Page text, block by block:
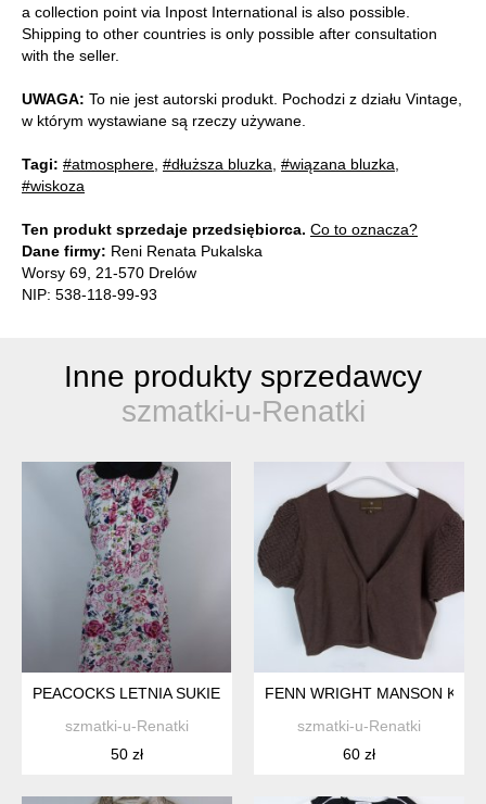
a collection point via Inpost International is also possible.
Shipping to other countries is only possible after consultation
with the seller.
UWAGA: To nie jest autorski produkt. Pochodzi z działu Vintage,
w którym wystawiane są rzeczy używane.
Tagi: #atmosphere #dłuższa bluzka #wiązana bluzka
#wiskoza
Ten produkt sprzedaje przedsiębiorca. Co to oznacza?
Dane firmy: Reni Renata Pukalska
Worsy 69, 21-570 Drelów
NIP: 538-118-99-93
Inne produkty sprzedawcy
szmatki-u-Renatki
PEACOCKS LETNIA SUKIENKA W KWIATY 14 / 40 Z METKĄ
szmatki-u-Renatki
50 zł
FENN WRIGHT MANSON
szmatki-u-Renatki
60 zł